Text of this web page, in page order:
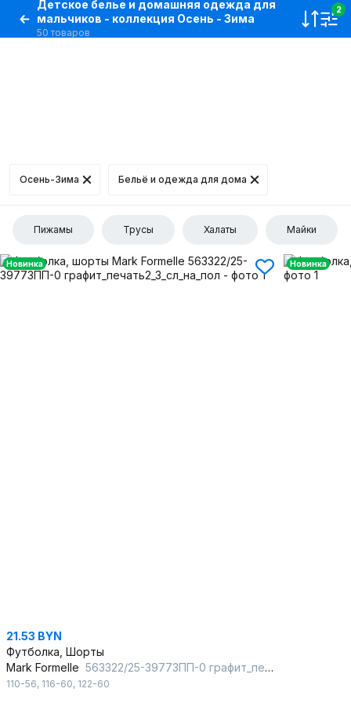
Детское белье и домашняя одежда для
мальчиков - коллекция Осень - Зима
50 товаров
2
Осень-Зима Бельё и одежда для дома
Пижамы Трусы Халаты Майки
Новинка
21.53 BYN
Футболка, Шорты
Mark Formelle 563322/25-39773ПП-0 графит_печать2_3_сл_на_пол
110-56, 116-60, 122-60
Новинка